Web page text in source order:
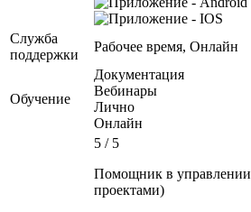
Служба
поддержки
Рабочее время, Онлайн
Обучение
Документация
Вебинары
Лично
Онлайн
5 / 5
Помощник в управлении
проектами)